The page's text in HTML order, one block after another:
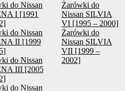
do Nissan
I [1991
do Nissan
II [1999
do Nissan
III [2005
do Nissan
Żarówki do
Nissan SILVIA
VI [1995 – 2000]
Żarówki do
Nissan SILVIA
VII [1999 –
2002]